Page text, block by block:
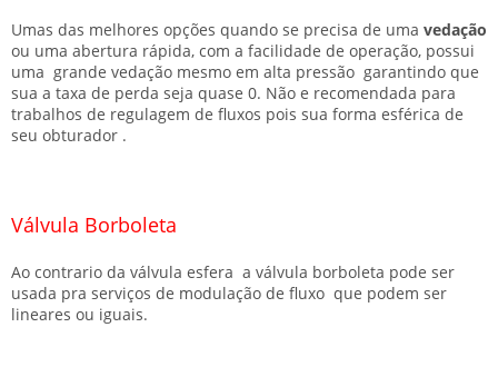
Umas das melhores opções quando se precisa de uma vedação
ou uma abertura rápida, com a facilidade de operação, possui
uma grande vedação mesmo em alta pressão garantindo que
sua a taxa de perda seja quase 0. Não e recomendada para
trabalhos de regulagem de fluxos pois sua forma esférica de
seu obturador .
Válvula Borboleta
Ao contrario da válvula esfera a válvula borboleta pode ser
usada pra serviços de modulação de fluxo que podem ser
lineares ou iguais.